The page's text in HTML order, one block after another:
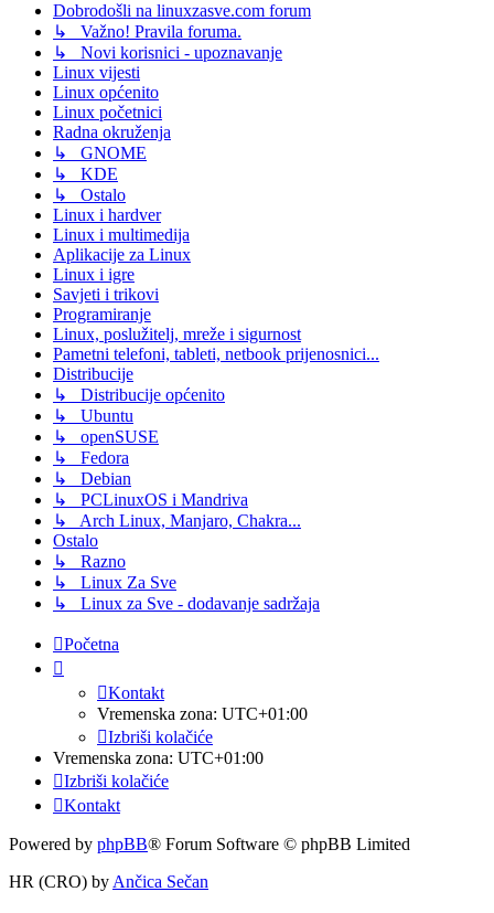
Dobrodošli na linuxzasve.com forum
↳ Važno! Pravila foruma.
↳ Novi korisnici - upoznavanje
Linux vijesti
Linux općenito
Linux početnici
Radna okruženja
↳ GNOME
↳ KDE
↳ Ostalo
Linux i hardver
Linux i multimedija
Aplikacije za Linux
Linux i igre
Savjeti i trikovi
Programiranje
Linux, poslužitelj, mreže i sigurnost
Pametni telefoni, tableti, netbook prijenosnici...
Distribucije
↳ Distribucije općenito
↳ Ubuntu
↳ openSUSE
↳ Fedora
↳ Debian
↳ PCLinuxOS i Mandriva
↳ Arch Linux, Manjaro, Chakra...
Ostalo
↳ Razno
↳ Linux Za Sve
↳ Linux za Sve - dodavanje sadržaja
Početna
Kontakt
Vremenska zona: UTC+01:00
Izbriši kolačiće
Vremenska zona: UTC+01:00
Izbriši kolačiće
Kontakt
Powered by phpBB® Forum Software © phpBB Limited
HR (CRO) by Ančica Sečan